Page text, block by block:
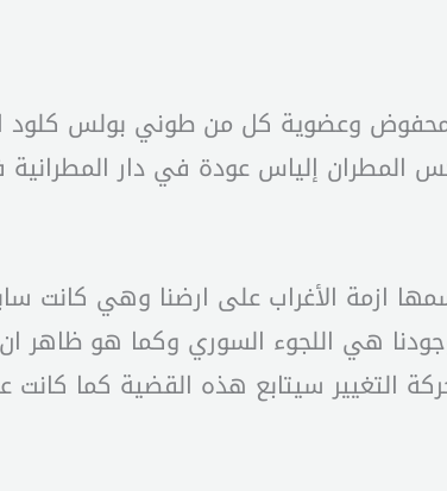
محفوض وعضوية كل من طوني بولس كلود
المطران إلياس عودة في دار
ازمة الأغراب على ارضنا وهي كانت
هي اللجوء السوري وكما هو ظاهر
التغيير سيتابع هذه القضية كما